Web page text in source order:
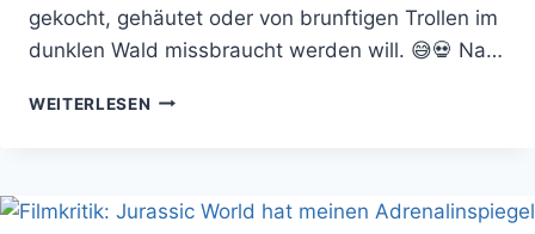
gekocht, gehäutet oder von brunftigen Trollen im
dunklen Wald missbraucht werden will. 😅💀 Na…
WEITERLESEN ICH
13.,